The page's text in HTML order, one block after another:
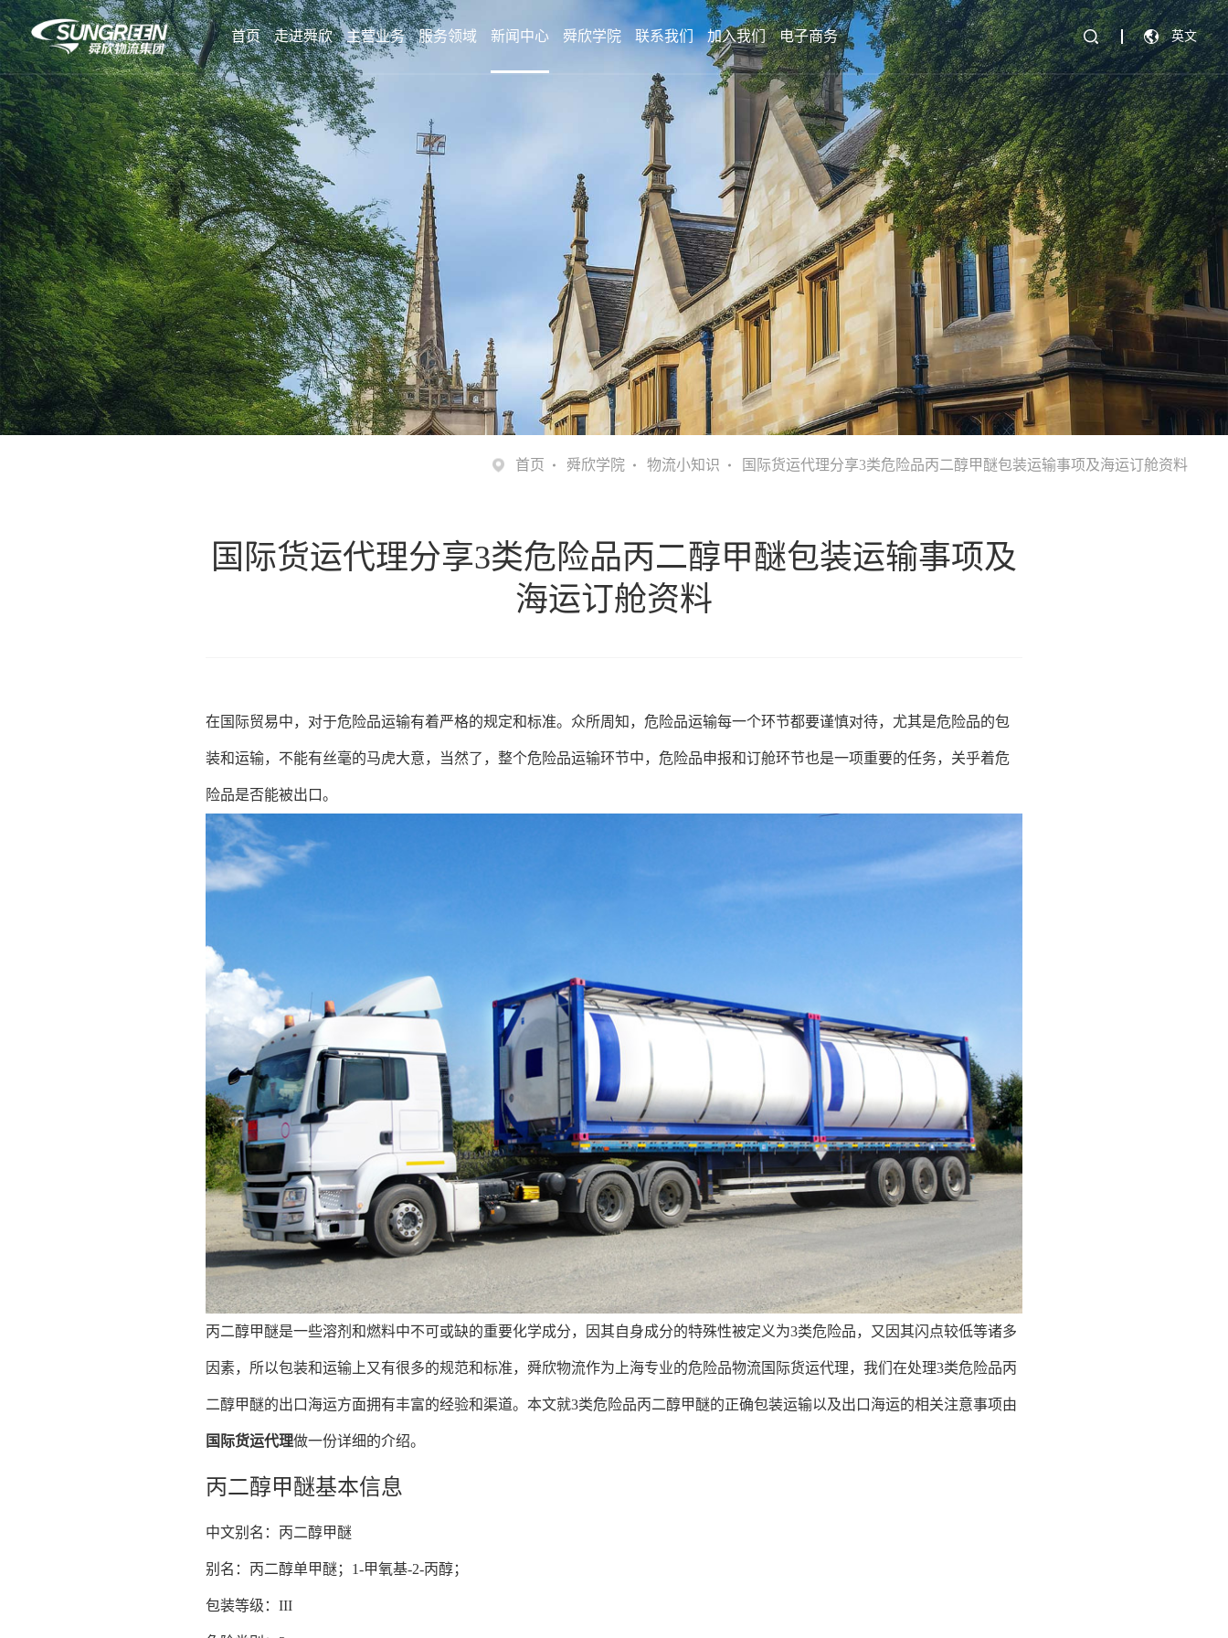
首页 走进舜欣 主营业务 服务领域 新闻中心 舜欣学院 联系我们 加入我们 电子商务 英文
首页 舜欣学院 物流小知识 国际货运代理分享3类危险品丙二醇甲醚包装运输事项及海运订舱资料
国际货运代理分享3类危险品丙二醇甲醚包装运输事项及
海运订舱资料
在国际贸易中，对于危险品运输有着严格的规定和标准。众所周知，危险品运输每一个环节都要谨慎对待，尤其是危险品的包
装和运输，不能有丝毫的马虎大意，当然了，整个危险品运输环节中，危险品申报和订舱环节也是一项重要的任务，关乎着危
险品是否能被出口。
丙二醇甲醚是一些溶剂和燃料中不可或缺的重要化学成分，因其自身成分的特殊性被定义为3类危险品，又因其闪点较低等诸多
因素，所以包装和运输上又有很多的规范和标准，舜欣物流作为上海专业的危险品物流国际货运代理，我们在处理3类危险品丙
二醇甲醚的出口海运方面拥有丰富的经验和渠道。本文就3类危险品丙二醇甲醚的正确包装运输以及出口海运的相关注意事项由
国际货运代理做一份详细的介绍。
丙二醇甲醚基本信息
中文别名：丙二醇甲醚
别名：丙二醇单甲醚；1-甲氧基-2-丙醇；
包装等级：III